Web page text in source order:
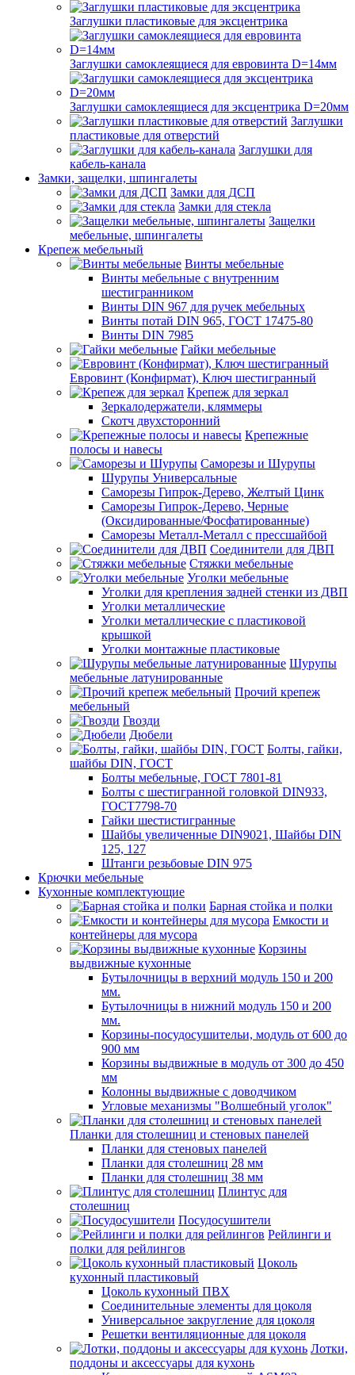
Заглушки пластиковые для эксцентрика
Заглушки самоклеящиеся для евровинта D=14мм
Заглушки самоклеящиеся для эксцентрика D=20мм
Заглушки
пластиковые для отверстий
Заглушки для
кабель-канала
Замки, защелки, шпингалеты
Замки для ДСП
Замки для стекла
Защелки
мебельные, шпингалеты
Крепеж мебельный
Винты мебельные
Винты мебельные с внутренним
шестигранником
Винты DIN 967 для ручек мебельных
Винты потай DIN 965, ГОСТ 17475-80
Винты DIN 7985
Гайки мебельные
Евровинт (Конфирмат), Ключ шестигранный
Крепеж для зеркал
Зеркалодержатели, кляммеры
Скотч двухсторонний
Крепежные
полосы и навесы
Саморезы и Шурупы
Шурупы Универсальные
Саморезы Гипрок-Дерево, Желтый Цинк
Саморезы Гипрок-Дерево, Черные
(Оксидированные/Фосфатированные)
Саморезы Металл-Металл с прессшайбой
Соединители для ДВП
Стяжки мебельные
Уголки мебельные
Уголки для крепления задней стенки из ДВП
Уголки металлические
Уголки металлические с пластиковой
крышкой
Уголки монтажные пластиковые
Шурупы
мебельные латунированные
Прочий крепеж
мебельный
Гвозди
Дюбели
Болты, гайки,
шайбы DIN, ГОСТ
Болты мебельные, ГОСТ 7801-81
Болты с шестигранной головкой DIN933,
ГОСТ7798-70
Гайки шестистигранные
Шайбы увеличенные DIN9021, Шайбы DIN
125, 127
Штанги резьбовые DIN 975
Крючки мебельные
Кухонные комплектующие
Барная стойка и полки
Емкости и
контейнеры для мусора
Корзины
выдвижные кухонные
Бутылочницы в верхний модуль 150 и 200
мм.
Бутылочницы в нижний модуль 150 и 200
мм.
Корзины-посудосушительи, модуль от 600 до
900 мм
Корзины выдвижные в модуль от 300 до 450
мм
Колонны выдвижные с доводчиком
Угловые механизмы "Волшебный уголок"
Планки для столешниц и стеновых панелей
Планки для стеновых панелей
Планки для столешниц 28 мм
Планки для столешниц 38 мм
Плинтус для
столешниц
Посудосушители
Рейлинги и
полки для рейлингов
Цоколь
кухонный пластиковый
Цоколь кухонный ПВХ
Соединительные элементы для цоколя
Универсальное закругление для цоколя
Решетки вентиляционные для цоколя
Лотки,
поддоны и аксессуары для кухонь